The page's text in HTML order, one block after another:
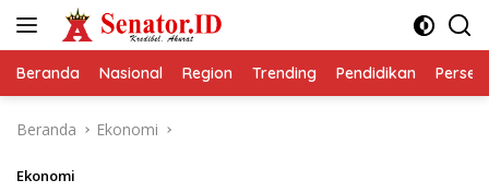
Beranda Nasional Region Trending Pendidikan
Beranda Ekonomi
Ekonomi